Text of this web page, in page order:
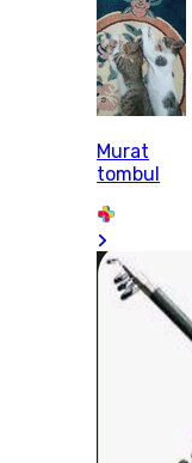
Murat
tombul